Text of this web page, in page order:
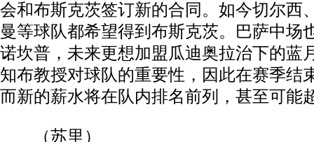
会和布斯克茨签订新的合同。如今切尔西
曼等球队都希望得到布斯克茨。巴萨中场
诺坎普，未来更想加盟瓜迪奥拉治下的蓝
知布教授对球队的重要性，因此在赛季结
而新的薪水将在队内排名前列，甚至可能
（苏里）
动物系恋人啊 | 钟欣潼体验爱情哲学 南